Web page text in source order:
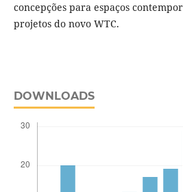
concepções para espaços
projetos do novo WTC.
DOWNLOADS